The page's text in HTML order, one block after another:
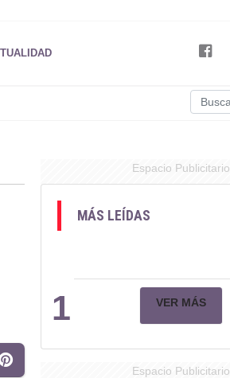
Espacio Publicitario
MÁS LEÍDAS
1 VER MÁS
Espacio Publicitario